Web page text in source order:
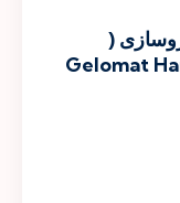
(
Gelomat